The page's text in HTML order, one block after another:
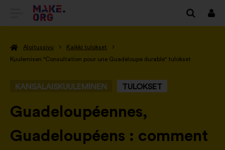
SIIRRY
KOTISIVULLE
Aloitussivu
Kaikki tulokset
Kuulemisen "Consultation pour une Guadeloupe durable" tulokset
KANSALAISKUULEMINEN TULOKSET
-
Guadeloupéennes,
Guadeloupéens : comment